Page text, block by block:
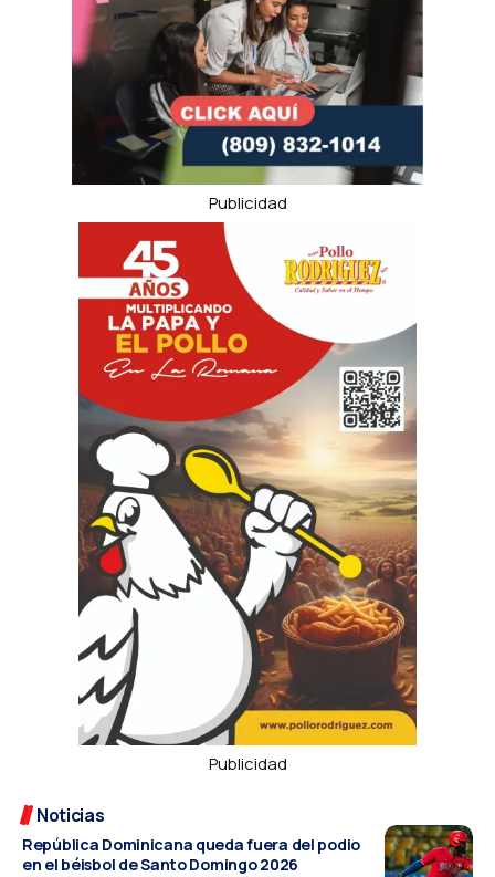
Publicidad
Publicidad
Noticias
República Dominicana queda fuera del podio
en el béisbol de Santo Domingo 2026